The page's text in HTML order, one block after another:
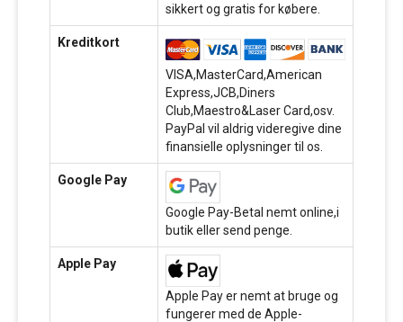
sikkert og gratis for købere.
Kreditkort
VISA,MasterCard,American
Express,JCB,Diners
Club,Maestro&Laser Card,osv.
PayPal vil aldrig videregive dine
finansielle oplysninger til os.
Google Pay
Google Pay-Betal nemt online,i
butik eller send penge.
Apple Pay
Apple Pay er nemt at bruge og
fungerer med de Apple-